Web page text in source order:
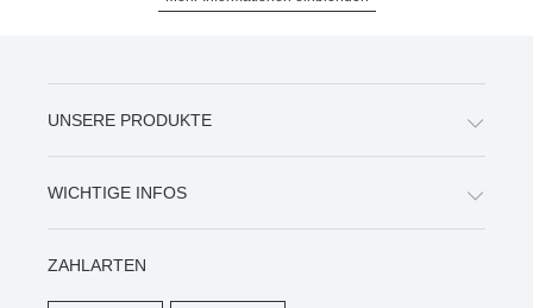
UNSERE PRODUKTE
WICHTIGE INFOS
ZAHLARTEN